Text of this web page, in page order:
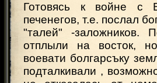
Готовясь к войне с
печенегов, т.е. послал
"талей" -заложников.
отплыли на восток,
воевати болгарсъку
подталкивали ,